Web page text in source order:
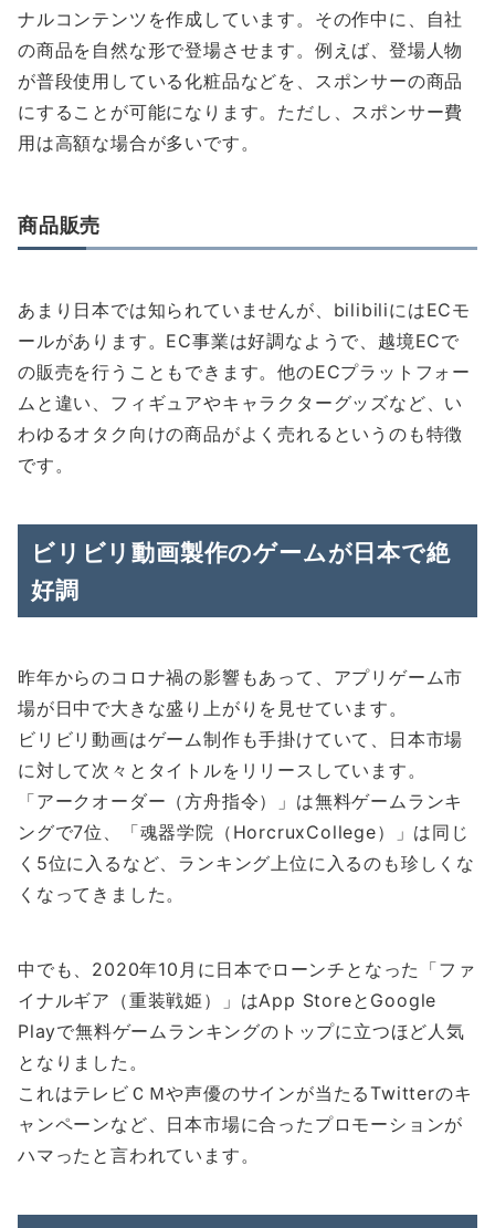
ナルコンテンツを作成しています。その作中に、自社
の商品を自然な形で登場させます。例えば、登場人物
が普段使用している化粧品などを、スポンサーの商品
にすることが可能になります。ただし、スポンサー費
用は高額な場合が多いです。
商品販売
あまり日本では知られていませんが、bilibiliにはECモ
ールがあります。EC事業は好調なようで、越境ECで
の販売を行うこともできます。他のECプラットフォー
ムと違い、フィギュアやキャラクターグッズなど、い
わゆるオタク向けの商品がよく売れるというのも特徴
です。
ビリビリ動画製作のゲームが日本で絶
好調
昨年からのコロナ禍の影響もあって、アプリゲーム市
場が日中で大きな盛り上がりを見せています。
ビリビリ動画はゲーム制作も手掛けていて、日本市場
に対して次々とタイトルをリリースしています。
「アークオーダー（方舟指令）」は無料ゲームランキ
ングで7位、「魂器学院（HorcruxCollege）」は同じ
く5位に入るなど、ランキング上位に入るのも珍しくな
くなってきました。
中でも、2020年10月に日本でローンチとなった「ファ
イナルギア（重装戦姫）」はApp StoreとGoogle
Playで無料ゲームランキングのトップに立つほど人気
となりました。
これはテレビＣＭや声優のサインが当たるTwitterのキ
ャンペーンなど、日本市場に合ったプロモーションが
ハマったと言われています。